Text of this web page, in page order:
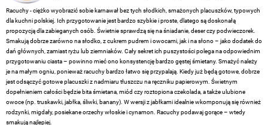
Racuchy - ciężko wyobrazić sobie karnawał bez tych słodkich, smażonych placuszków, typowych
dla kuchni polskiej. Ich przygotowanie jest bardzo szybkie i proste, dlatego są doskonałą
propozycją dla zabieganych osób. Świetnie sprawdzą się na śniadanie, deser czy podwieczorek.
Smakują dobrze zarówno na słodko, z cukrem pudrem i owocami, jak i na słono – jako dodatek do
dań głównych, zamiast ryżu lub ziemniaków. Cały sekret ich puszystości polega na odpowiednim
przygotowaniu ciasta – powinno mieć ono konsystencję bardzo gęstej śmietany. Smażyć należy
je na małym ogniu, ponieważ racuchy bardzo łatwo się przypalają. Kiedy już będą gotowe, dobrze
jest odsączyć gotowe placuszki z nadmiaru tłuszczu na ręczniku papierowym. Świetnym
dopełnieniem całości będzie bita śmietana, miód czy roztopiona czekolada, a także ulubione
owoce (np. truskawki, jabłka, śliwki, banany). W wersji z jabłkami idealnie wkomponują się również
rodzynki, migdały, posiekane orzechy włoskie i cynamon. Racuchy podawaj gorące – wtedy
smakują najlepiej.